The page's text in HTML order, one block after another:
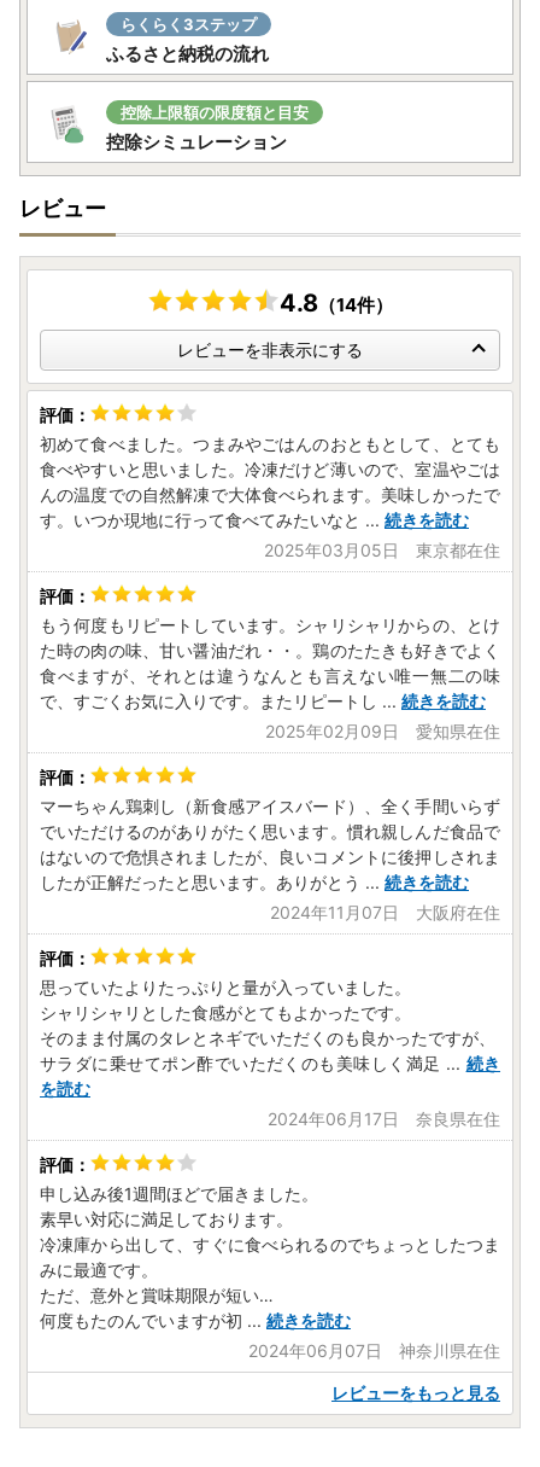
らくらく3ステップ
ふるさと納税の流れ
控除上限額の限度額と目安
控除シミュレーション
レビュー
4.8（14件）
レビューを非表示にする
初めて食べました。つまみやごはんのおともとして、とても
食べやすいと思いました。冷凍だけど薄いので、室温やごは
んの温度での自然解凍で大体食べられます。美味しかったで
す。いつか現地に行って食べてみたいなと ... 続きを読む
2025年03月05日 東京都在住
もう何度もリピートしています。シャリシャリからの、とけ
た時の肉の味、甘い醤油だれ・・。鶏のたたきも好きでよく
食べますが、それとは違うなんとも言えない唯一無二の味
で、すごくお気に入りです。またリピートし ... 続きを読む
2025年02月09日 愛知県在住
マーちゃん鶏刺し（新食感アイスバード）、全く手間いらず
でいただけるのがありがたく思います。慣れ親しんだ食品で
はないので危惧されましたが、良いコメントに後押しされま
したが正解だったと思います。ありがとう ... 続きを読む
2024年11月07日 大阪府在住
思っていたよりたっぷりと量が入っていました。
シャリシャリとした食感がとてもよかったです。
そのまま付属のタレとネギでいただくのも良かったですが、
サラダに乗せてポン酢でいただくのも美味しく満足 ... 続き
を読む
2024年06月17日 奈良県在住
申し込み後1週間ほどで届きました。
素早い対応に満足しております。
冷凍庫から出して、すぐに食べられるのでちょっとしたつま
みに最適です。
ただ、意外と賞味期限が短い…
何度もたのんでいますが初 ... 続きを読む
2024年06月07日 神奈川県在住
レビューをもっと見る